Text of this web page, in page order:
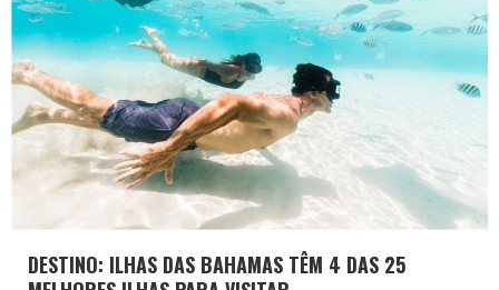
DESTINO: ILHAS DAS BAHAMAS TÊM 4 DAS 25